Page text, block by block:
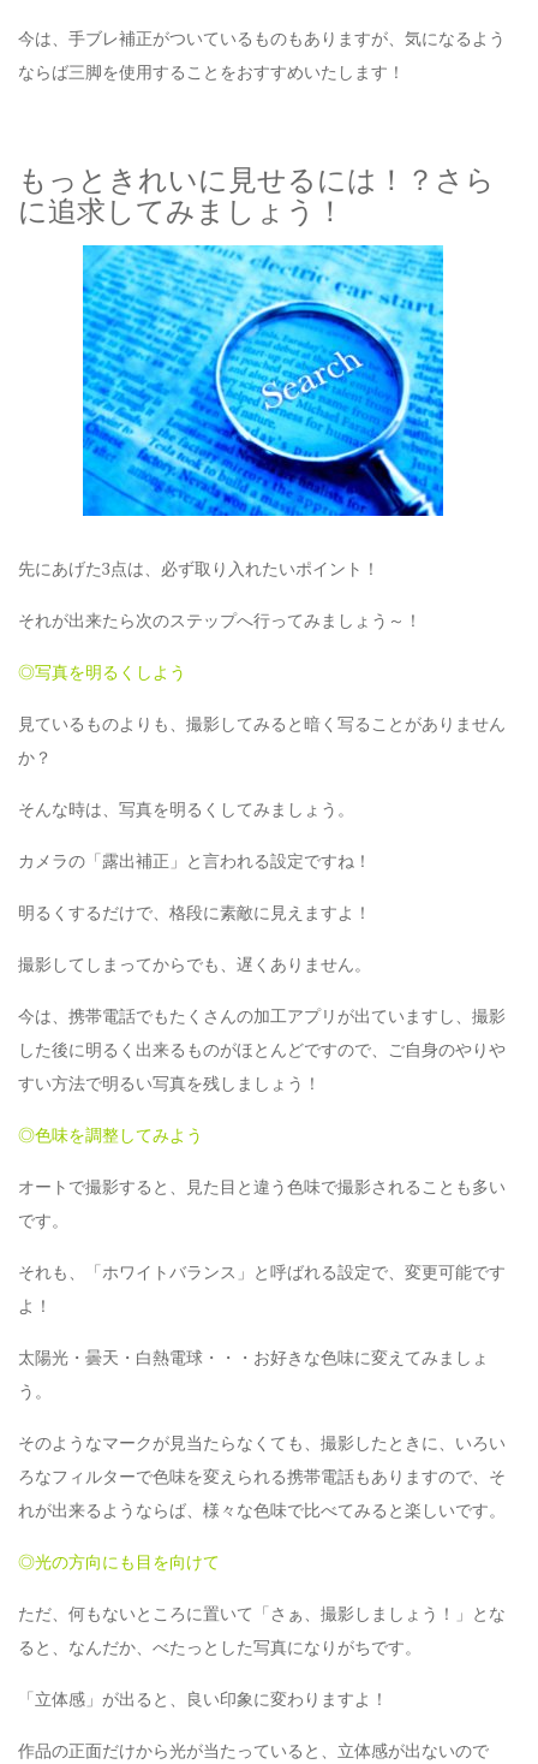
今は、手ブレ補正がついているものもありますが、気になるよう
ならば三脚を使用することをおすすめいたします！
もっときれいに見せるには！？さら
に追求してみましょう！
先にあげた3点は、必ず取り入れたいポイント！
それが出来たら次のステップへ行ってみましょう～！
◎写真を明るくしよう
見ているものよりも、撮影してみると暗く写ることがありません
か？
そんな時は、写真を明るくしてみましょう。
カメラの「露出補正」と言われる設定ですね！
明るくするだけで、格段に素敵に見えますよ！
撮影してしまってからでも、遅くありません。
今は、携帯電話でもたくさんの加工アプリが出ていますし、撮影
した後に明るく出来るものがほとんどですので、ご自身のやりや
すい方法で明るい写真を残しましょう！
◎色味を調整してみよう
オートで撮影すると、見た目と違う色味で撮影されることも多い
です。
それも、「ホワイトバランス」と呼ばれる設定で、変更可能です
よ！
太陽光・曇天・白熱電球・・・お好きな色味に変えてみましょ
う。
そのようなマークが見当たらなくても、撮影したときに、いろい
ろなフィルターで色味を変えられる携帯電話もありますので、そ
れが出来るようならば、様々な色味で比べてみると楽しいです。
◎光の方向にも目を向けて
ただ、何もないところに置いて「さぁ、撮影しましょう！」とな
ると、なんだか、べたっとした写真になりがちです。
「立体感」が出ると、良い印象に変わりますよ！
作品の正面だけから光が当たっていると、立体感が出ないので